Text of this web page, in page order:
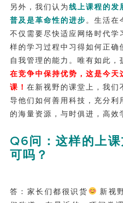
另外，我们认为线上课程的发
普及是革命性的进步。生活在
不仅需要尽快适应网络时代学
样的学习过程中习得如何正确
自我管理的能力。唯有如此，
在竞争中保持优势，这是今天
课！ 在新视野的课堂上，我们
导他们如何善用科技，充分利
的海量资源，与时俱进，高效
Q6问：这样的上
可吗？
答：家长们都很识货
新视